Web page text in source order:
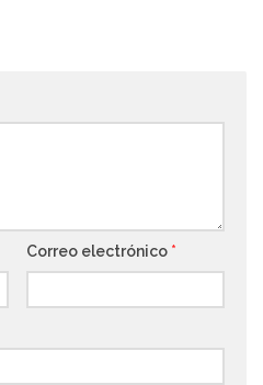
Correo electrónico *